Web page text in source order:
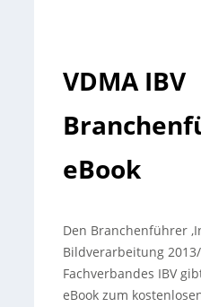
VDMA IBV
eBook
Den Branchenführer
Bildverarbeitung 2013/
Fachverbandes IBV
eBook zum